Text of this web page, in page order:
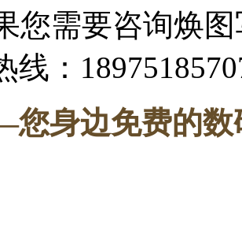
需要咨询焕图
线：
身边免费的数